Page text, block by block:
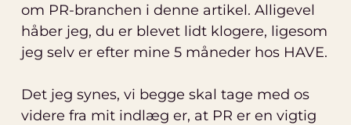
om PR-branchen i denne artikel. Alligevel
håber jeg, du er blevet lidt klogere, ligesom
jeg selv er efter mine 5 måneder hos HAVE.
Det jeg synes, vi begge skal tage med os
videre fra mit indlæg er, at PR er en vigtig